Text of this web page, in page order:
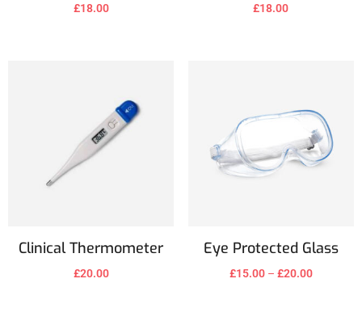
£18.00 £18.00
Clinical Thermometer
£20.00
Eye Protected Glass
£15.00– £20.00